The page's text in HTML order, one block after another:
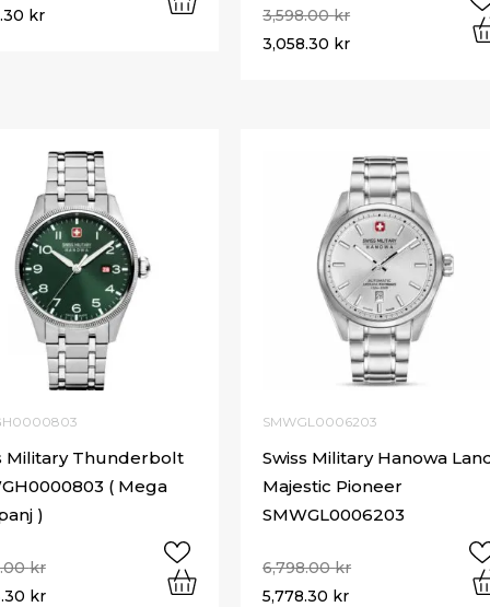
kr 3,598.00kr
3,058.30 kr
Military Thunderbolt
( Mega
)
kr
kr
SMWGL0006203
Swiss Military Hanowa
Majestic Pioneer
SMWGL0006203
6,798.00kr
5,778.30 kr